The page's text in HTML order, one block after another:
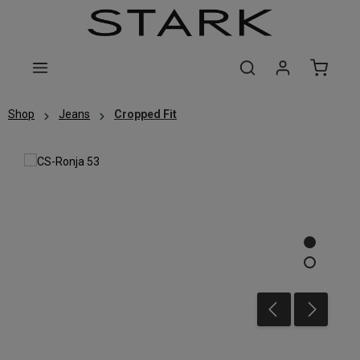
Zum Hauptinhalt springen
Shop Jeans Cropped Fit